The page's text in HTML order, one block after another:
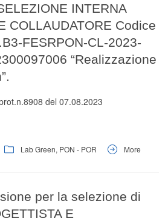
INTERNA
COLLAUDATORE Codice
FESRPON-CL-2023-
“Realizzazione
del 07.08.2023
Lab Green, PON - POR More
per la selezione di
E